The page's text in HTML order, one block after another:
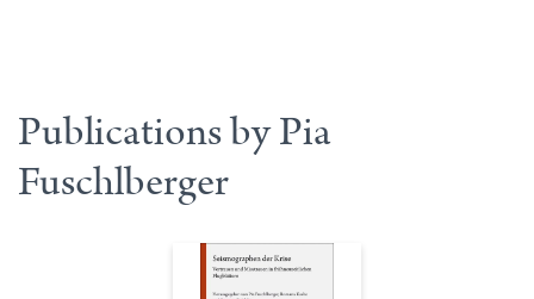
Publications by Pia
Fuschlberger